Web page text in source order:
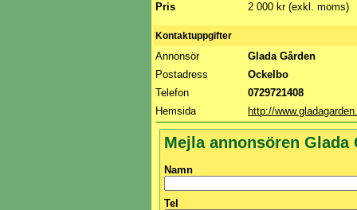
Pris 2 000 kr (exkl. moms)
Kontaktuppgifter
Annonsör
Glada Gården
Postadress
Ockelbo
Telefon
0729721408
Hemsida
http://
Mejla annonsören Glada
Namn
Tel